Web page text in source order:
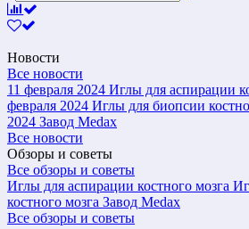
Новости
Все новости
11 февраля 2024 Иглы для аспирации
февраля 2024 Иглы для биопсии
2024 Завод Medax
Все новости
Обзоры и советы
Все обзоры и советы
Иглы для аспирации костного мозга
костного мозга Завод Medax
Все обзоры и советы